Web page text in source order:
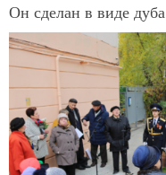
Он сделан в виде